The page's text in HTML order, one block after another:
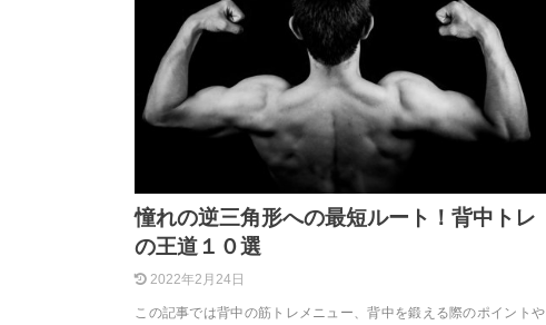
憧れの逆三角形への最短ルート！背中トレ
の王道１０選
2022年2月24日
この記事では背中の筋トレメニュー、背中を鍛える際のポイントや